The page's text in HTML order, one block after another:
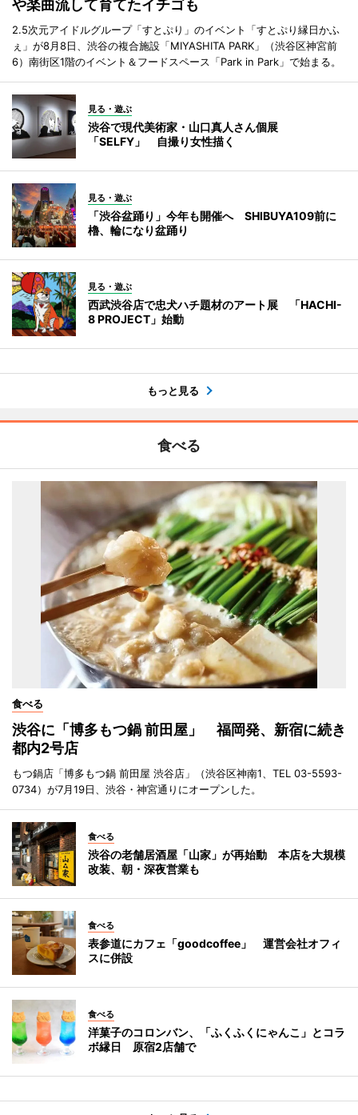
や楽曲流して育てたイチゴも
2.5次元アイドルグループ「すとぷり」のイベント「すとぷり縁日かふ
ぇ」が8月8日、渋谷の複合施設「MIYASHITA PARK」（渋谷区神宮前
6）南街区1階のイベント＆フードスペース「Park in Park」で始まる。
見る・遊ぶ
渋谷で現代美術家・山口真人さん個展
「SELFY」 自撮り女性描く
見る・遊ぶ
「渋谷盆踊り」今年も開催へ SHIBUYA109前に
櫓、輪になり盆踊り
見る・遊ぶ
西武渋谷店で忠犬ハチ題材のアート展 「HACHI-
8 PROJECT」始動
もっと見る
食べる
食べる
渋谷に「博多もつ鍋 前田屋」 福岡発、新宿に続き
都内2号店
もつ鍋店「博多もつ鍋 前田屋 渋谷店」（渋谷区神南1、TEL 03-5593-
0734）が7月19日、渋谷・神宮通りにオープンした。
食べる
渋谷の老舗居酒屋「山家」が再始動 本店を大規模
改装、朝・深夜営業も
食べる
表参道にカフェ「goodcoffee」 運営会社オフィ
スに併設
食べる
洋菓子のコロンバン、「ふくふくにゃんこ」とコラ
ボ縁日 原宿2店舗で